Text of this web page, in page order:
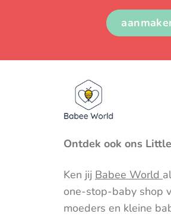
Ontdek ook ons
Ken jij Babee World
one-stop-baby shop
moeders en kleine